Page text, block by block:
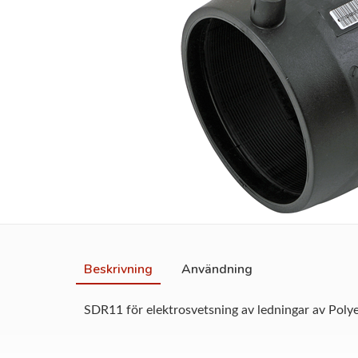
Beskrivning Användning
SDR11 för elektrosvetsning av ledningar av